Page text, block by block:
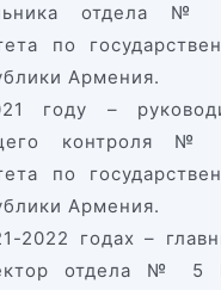
отдела №
по
Армения.
году –
контроля
по
Армения.
2022 годах –
отдела № 5